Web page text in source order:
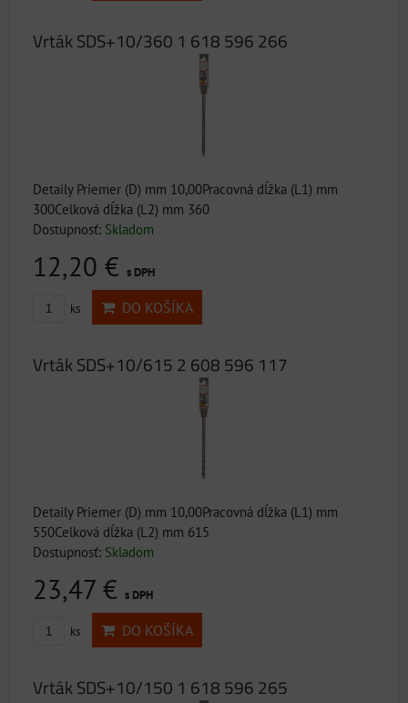
Vrták SDS+10/360 1 618 596 266
Detaily Priemer (D) mm 10,00Pracovná dĺžka (L1) mm
300Celková dĺžka (L2) mm 360
Dostupnosť: Skladom
12,20 € s DPH
ks DO KOŠÍKA
Vrták SDS+10/615 2 608 596 117
Detaily Priemer (D) mm 10,00Pracovná dĺžka (L1) mm
550Celková dĺžka (L2) mm 615
Dostupnosť: Skladom
23,47 € s DPH
ks DO KOŠÍKA
Vrták SDS+10/150 1 618 596 265